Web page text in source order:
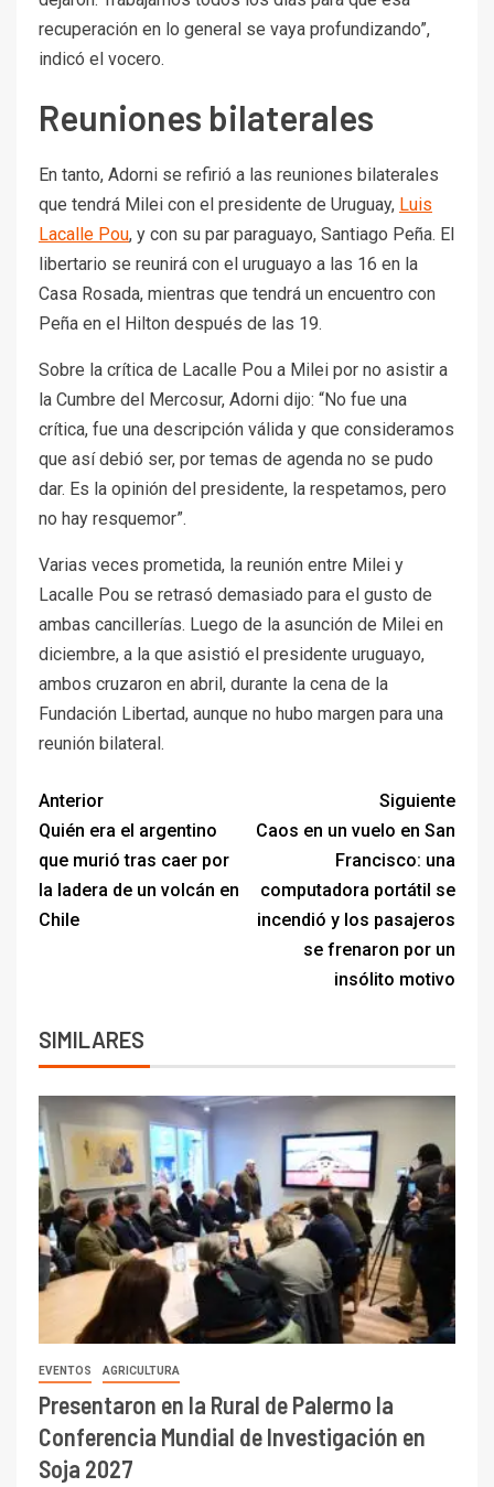
recuperación en lo general se vaya profundizando”,
indicó el vocero.
Reuniones bilaterales
En tanto, Adorni se refirió a las reuniones bilaterales
que tendrá Milei con el presidente de Uruguay, Luis
Lacalle Pou, y con su par paraguayo, Santiago Peña. El
libertario se reunirá con el uruguayo a las 16 en la
Casa Rosada, mientras que tendrá un encuentro con
Peña en el Hilton después de las 19.
Sobre la crítica de Lacalle Pou a Milei por no asistir a
la Cumbre del Mercosur, Adorni dijo: “No fue una
crítica, fue una descripción válida y que consideramos
que así debió ser, por temas de agenda no se pudo
dar. Es la opinión del presidente, la respetamos, pero
no hay resquemor”.
Varias veces prometida, la reunión entre Milei y
Lacalle Pou se retrasó demasiado para el gusto de
ambas cancillerías. Luego de la asunción de Milei en
diciembre, a la que asistió el presidente uruguayo,
ambos cruzaron en abril, durante la cena de la
Fundación Libertad, aunque no hubo margen para una
reunión bilateral.
Anterior
Quién era el argentino
que murió tras caer por
la ladera de un volcán en
Chile
Siguiente
Caos en un vuelo en San
Francisco: una
computadora portátil se
incendió y los pasajeros
se frenaron por un
insólito motivo
SIMILARES
EVENTOS AGRICULTURA
Presentaron en la Rural de Palermo la
Conferencia Mundial de Investigación en
Soja 2027